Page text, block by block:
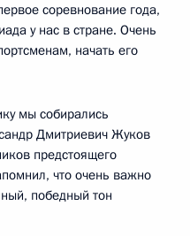
соревнование года,
у нас в стране. Очень
начать его
мы собирались
Дмитриевич Жуков
предстоящего
что очень важно
победный тон